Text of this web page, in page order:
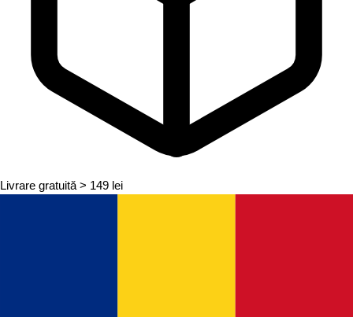
Livrare gratuită > 149 lei